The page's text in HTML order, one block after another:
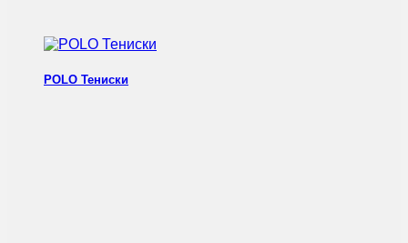
POLO Тениски